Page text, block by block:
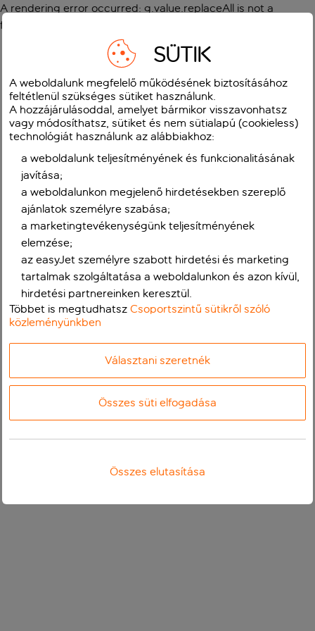
A rendering error occurred: g.value.replaceAll is not a
function
SÜTIK
A weboldalunk megfelelő működésének biztosításához
feltétlenül szükséges sütiket használunk.
A hozzájárulásoddal, amelyet bármikor visszavonhatsz
vagy módosíthatsz, sütiket és nem sütialapú (cookieless)
technológiát használunk az alábbiakhoz:
a weboldalunk teljesítményének és funkcionalitásának
javítása;
a weboldalunkon megjelenő hirdetésekben szereplő
ajánlatok személyre szabása;
a marketingtevékenységünk teljesítményének
elemzése;
az easyJet személyre szabott hirdetési és marketing
tartalmak szolgáltatása a weboldalunkon és azon kívül,
hirdetési partnereinken keresztül.
Többet is megtudhatszCsoportszintű sütikről szóló
közleményünkben
Választani szeretnék
Összes süti elfogadása
Összes elutasítása